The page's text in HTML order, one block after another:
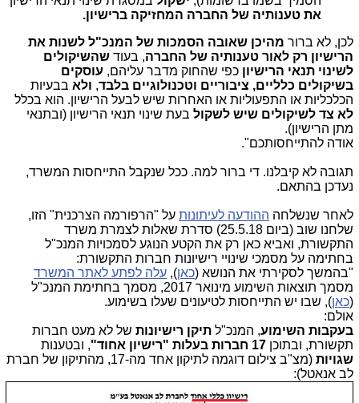
את טענותיה של החברה המחזיקה ברישיון.
לכן, לא ברור מהיכן שאובה הסמכות של המנכ"ל לשנות את
הרישיון רק לאור טענותיה של החברה, בעוד שהשיקולים
לשינוי תנאי הרישיון כפי שהחוק מדבר עליהם, עוסקים
בשיקולים כלליים, ציבוריים וטכנולוגיים בלבד, ולא בבעיות
הכלכליות או התפעוליות או האחרות שיש לבעל הרישיון. הוא בכלל
לא צד לשיקולים שיש לשקול בעת שינוי תנאי הרישיון (ובתנאי
מתן הרישיון).
אודה להתייחסותכם".
תגובה לא קיבלנו. די ברור למה. ככל שנקבל התייחסות המשרד,
נעדכן בהתאם.
לאחר שנשלחה ההודעה לעיתונות על "הרפורמה הצרכנית" הזו,
שלחנו שוב (ביום 25.5.18) סדרת שאלות לצמרת משרד
התקשורת, ואביא כאן רק את הקטע הנוגע לסמכויות המנכ"ל
בחתימה על מסמכי שינויי רישיונות חברות התקשורת:
"בהמשך לסקירתי את הנושא (כאן), עלה לפתע לאתר המשרד
מסמך תוצאות השימוע מינואר 2017, מסמך בחתימת המנכ"ל
(כאן), שבו יש התייחסות לטיעונים שעלו בשימוע.
אולם:
בעקבות השימוע, המנכ"ל תיקן רישיונות של לא מעט חברות
תקשורת, ובתוכן 17 חברות בעלות "רישיון אחוד"
, ובטענות
שגויות
(מצ"ב צילום דוגמה לתיקון אחד מה-17, מהתיקון של חברת
לב אנאטל):